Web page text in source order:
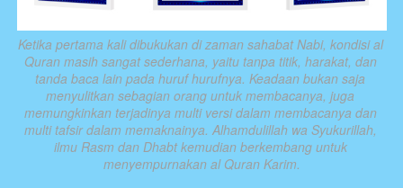
Ketika pertama kali dibukukan di zaman sahabat Nabi, kondisi al
Quran masih sangat sederhana, yaitu tanpa titik, harakat, dan
tanda baca lain pada huruf hurufnya. Keadaan bukan saja
menyulitkan sebagian orang untuk membacanya, juga
memungkinkan terjadinya multi versi dalam membacanya dan
multi tafsir dalam memaknainya. Alhamdulillah wa Syukurillah,
ilmu Rasm dan Dhabt kemudian berkembang untuk
menyempurnakan al Quran Karim.